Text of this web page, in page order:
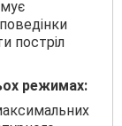
постріл
режимах: